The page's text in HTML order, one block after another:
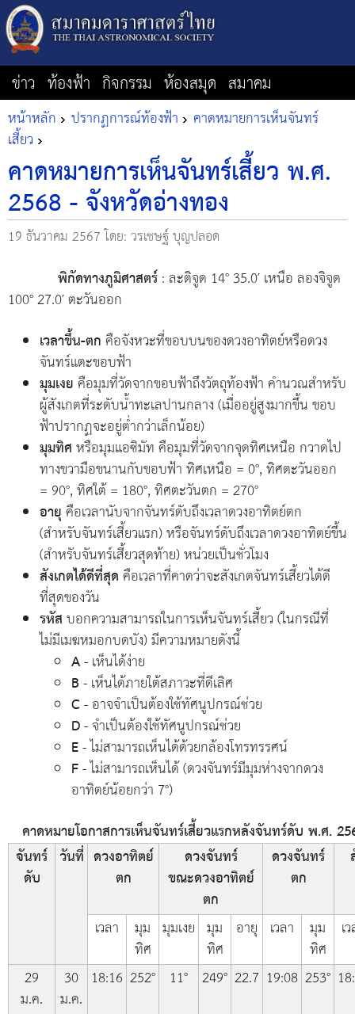
ข่าว ท้องฟ้า กิจกรรม ห้องสมุด สมาคม
หน้าหลัก ปรากฏการณ์ท้องฟ้า คาดหมายการเห็นจันทร์
เสี้ยว
คาดหมายการเห็นจันทร์เสี้ยว พ.ศ.
2568 - จังหวัดอ่างทอง
19 ธันวาคม 2567โดย: วรเชษฐ์ บุญปลอด
พิกัดทางภูมิศาสตร์: ละติจูด 14° 35.0′ เหนือ ลองจิจูด
100° 27.0′ ตะวันออก
เวลาขึ้น-ตกคือจังหวะที่ขอบบนของดวงอาทิตย์หรือดวง
จันทร์แตะขอบฟ้า
มุมเงยคือมุมที่วัดจากขอบฟ้าถึงวัตถุท้องฟ้า คำนวณสำหรับ
ผู้สังเกตที่ระดับน้ำทะเลปานกลาง (เมื่ออยู่สูงมากขึ้น ขอบ
ฟ้าปรากฏจะอยู่ต่ำกว่าเล็กน้อย)
มุมทิศหรือมุมแอซิมัท คือมุมที่วัดจากจุดทิศเหนือ กวาดไป
ทางขวามือขนานกับขอบฟ้า ทิศเหนือ = 0°, ทิศตะวันออก
= 90°, ทิศใต้ = 180°, ทิศตะวันตก = 270°
อายุคือเวลานับจากจันทร์ดับถึงเวลาดวงอาทิตย์ตก
(สำหรับจันทร์เสี้ยวแรก) หรือจันทร์ดับถึงเวลาดวงอาทิตย์ขึ้น
(สำหรับจันทร์เสี้ยวสุดท้าย) หน่วยเป็นชั่วโมง
สังเกตได้ดีที่สุดคือเวลาที่คาดว่าจะสังเกตจันทร์เสี้ยวได้ดี
ที่สุดของวัน
รหัสบอกความสามารถในการเห็นจันทร์เสี้ยว (ในกรณีที่
ไม่มีเมฆหมอกบดบัง) มีความหมายดังนี้
A- เห็นได้ง่าย
B- เห็นได้ภายใต้สภาวะที่ดีเลิศ
C- อาจจำเป็นต้องใช้ทัศนูปกรณ์ช่วย
D- จำเป็นต้องใช้ทัศนูปกรณ์ช่วย
E- ไม่สามารถเห็นได้ด้วยกล้องโทรทรรศน์
F- ไม่สามารถเห็นได้ (ดวงจันทร์มีมุมห่างจากดวง
อาทิตย์น้อยกว่า 7°)
คาดหมายโอกาสการเห็นจันทร์เสี้ยวแรกหลังจันทร์ดับ พ.ศ.
จันทร์
ดับ
วันที่ ดวงอาทิตย์
ตก
ดวงจันทร์
ขณะดวงอาทิตย์
ตก
ดวงจันทร์
ตก
เวลา มุม
ทิศ
มุมเงย มุม
ทิศ
อายุ เวลา มุม
ทิศ
เ
29
ม.ค.
30
ม.ค.
18:16 252° 11° 249° 22.7 19:08 253°